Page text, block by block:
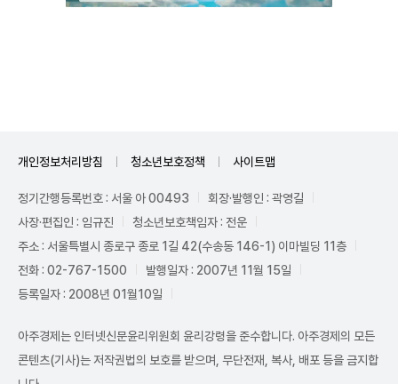
개인정보처리방침 청소년보호정책 사이트맵
정기간행등록번호 : 서울 아 00493
회장·발행인 : 곽영길
사장·편집인 : 임규진
청소년보호책임자 : 전운
주소 : 서울특별시 종로구 종로 1길 42(수송동 146-1) 이마빌딩 11층
전화 : 02-767-1500
발행일자 : 2007년 11월 15일
등록일자 : 2008년 01월10일
아주경제는 인터넷신문윤리위원회 윤리강령을 준수합니다. 아주경제의 모든
콘텐츠(기사)는 저작권법의 보호를 받으며, 무단전재, 복사, 배포 등을 금지합